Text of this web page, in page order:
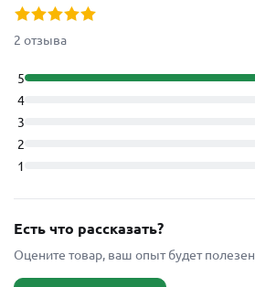
2 отзыва
5
4
3
2
1
Есть что рассказать?
Оцените товар, ваш опыт будет полезен